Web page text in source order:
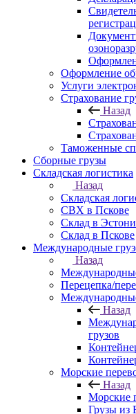
Оформление
Услуги
Страхование
Назад
Таможенные
Сборные грузы
Складская логистика
Назад
Складская
СВХ в Пскове
Склад в
Склад в Пскове
Международные
Назад
Перецепка/
Назад
грузов
Морские
Назад
Морские
Грузы из